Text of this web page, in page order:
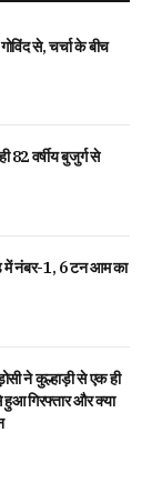
से, चर्चा के बीच
वर्षीय बुजुर्ग से
में नंबर-1, 6 टन आम का
ने कुल्हाड़ी से एक ही
हुआ गिरफ्तार और क्या